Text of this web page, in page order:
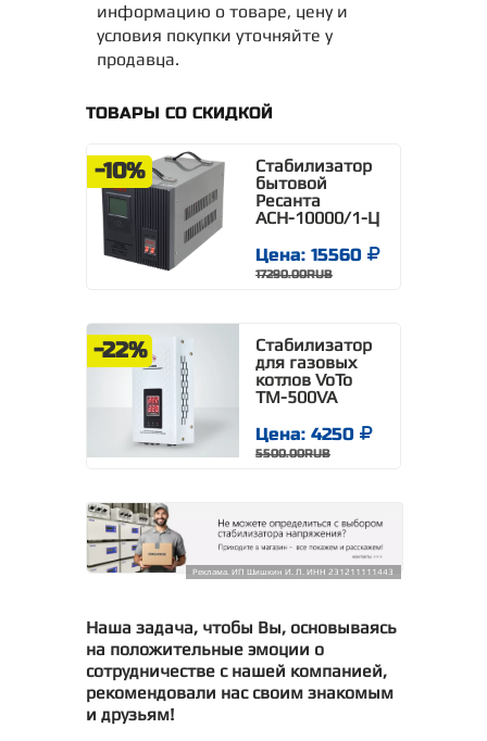
информацию о товаре, цену и
условия покупки уточняйте у
продавца.
ТОВАРЫ СО СКИДКОЙ
-10%
Стабилизатор
бытовой
Ресанта
АСН-10000/1-Ц
Цена: 15560
17290.00RUB
-22%
Стабилизатор
для газовых
котлов VoTo
TM-500VA
Цена: 4250
5500.00RUB
Реклама. ИП Шишкин И. Л. ИНН 231211111443
Наша задача, чтобы Вы, основываясь
на положительные эмоции о
сотрудничестве с нашей компанией,
рекомендовали нас своим знакомым
и друзьям!